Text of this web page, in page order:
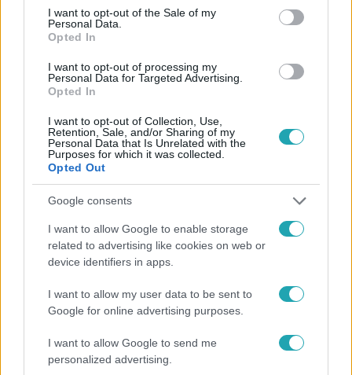
consent section.
I want to opt-out of the Sale of my
Personal Data.
Opted In
I want to opt-out of processing my
Personal Data for Targeted Advertising.
Opted In
I want to opt-out of Collection, Use,
Retention, Sale, and/or Sharing of my
Personal Data that Is Unrelated with the
Purposes for which it was collected.
Opted Out
Google consents
I want to allow Google to enable storage
related to advertising like cookies on web or
device identifiers in apps.
I want to allow my user data to be sent to
Google for online advertising purposes.
I want to allow Google to send me
personalized advertising.
POLITIKA # TOP HÍREK # MAGYAR PÉTER
Népszerű